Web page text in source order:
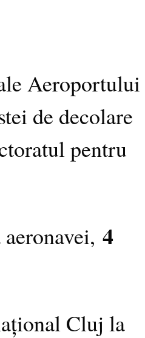
Aeroportului
de decolare
pentru
4
Cluj la